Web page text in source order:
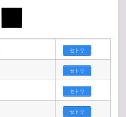
セトリ
セトリ
セトリ
セトリ